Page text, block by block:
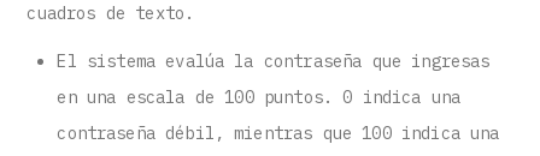
cuadros de texto.
El sistema evalúa la contraseña que ingresas
en una escala de 100 puntos. 0 indica una
contraseña débil, mientras que 100 indica una